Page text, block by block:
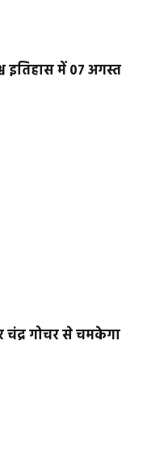
इतिहास में 07 अगस्त
गोचर से चमकेगा